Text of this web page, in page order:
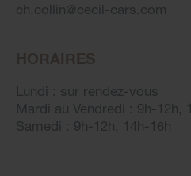
ch.collin@ cecil-cars.com
Lundi : sur rendez-vous
Mardi au Vendredi : 9h-12h,
Samedi : 9h-12h, 14h-16h